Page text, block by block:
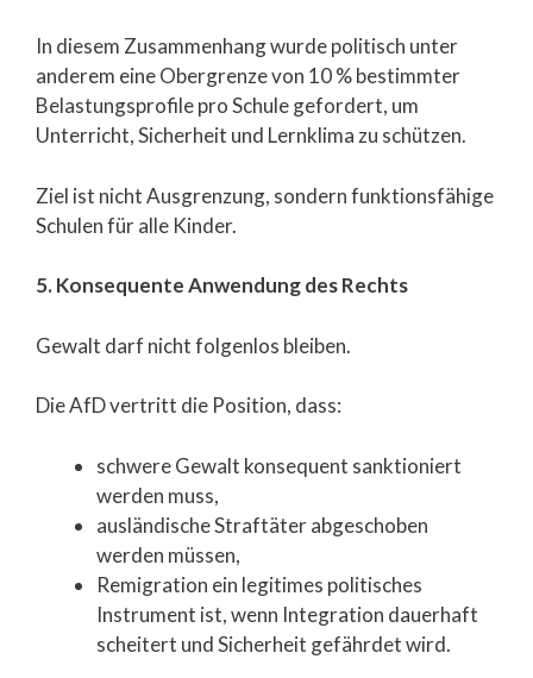
In diesem Zusammenhang wurde politisch unter
anderem eine Obergrenze von 10 % bestimmter
Belastungsprofile pro Schule gefordert, um
Unterricht, Sicherheit und Lernklima zu schützen.
Ziel ist nicht Ausgrenzung, sondern funktionsfähige
Schulen für alle Kinder.
5. Konsequente Anwendung des Rechts
Gewalt darf nicht folgenlos bleiben.
Die AfD vertritt die Position, dass:
schwere Gewalt konsequent sanktioniert
werden muss,
ausländische Straftäter abgeschoben
werden müssen,
Remigration ein legitimes politisches
Instrument ist, wenn Integration dauerhaft
scheitert und Sicherheit gefährdet wird.